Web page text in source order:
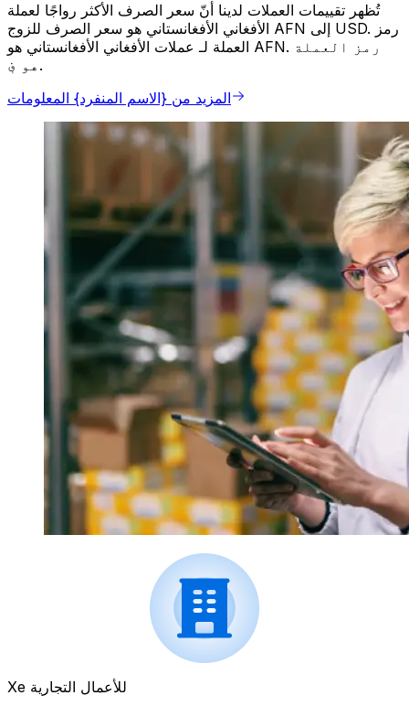
تُظهر تقييمات العملات لدينا أنّ سعر الصرف الأكثر رواجًا لعملة
الأفغاني الأفغانستاني هو سعر الصرف للزوج AFN إلى USD. رمز
العملة لـ عملات الأفغاني الأفغانستاني هو AFN. رمز العملة
هو ؋.
المزيد من {الاسم المنفرد} المعلومات
Xe للأعمال التجارية